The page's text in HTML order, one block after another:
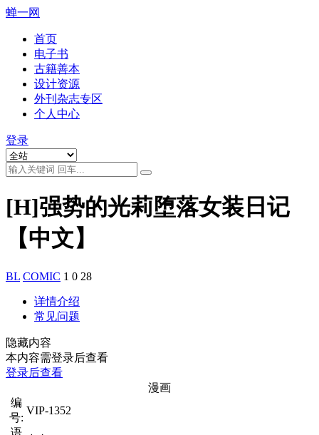
蝉一网
首页
电子书
古籍善本
设计资源
外刊杂志专区
个人中心
登录
[H]强势的光莉堕落女装日记
【中文】
BL COMIC 1 0 28
详情介绍
常见问题
隐藏内容
本内容需登录后查看
登录后查看
漫画
编
号:
VIP-1352
语